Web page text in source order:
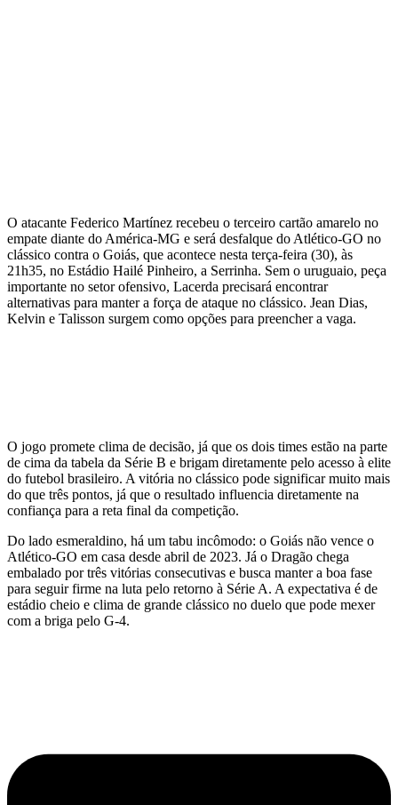
O atacante Federico Martínez recebeu o terceiro cartão amarelo no
empate diante do América-MG e será desfalque do Atlético-GO no
clássico contra o Goiás, que acontece nesta terça-feira (30), às
21h35, no Estádio Hailé Pinheiro, a Serrinha. Sem o uruguaio, peça
importante no setor ofensivo, Lacerda precisará encontrar
alternativas para manter a força de ataque no clássico. Jean Dias,
Kelvin e Talisson surgem como opções para preencher a vaga.
O jogo promete clima de decisão, já que os dois times estão na parte
de cima da tabela da Série B e brigam diretamente pelo acesso à elite
do futebol brasileiro. A vitória no clássico pode significar muito mais
do que três pontos, já que o resultado influencia diretamente na
confiança para a reta final da competição.
Do lado esmeraldino, há um tabu incômodo: o Goiás não vence o
Atlético-GO em casa desde abril de 2023. Já o Dragão chega
embalado por três vitórias consecutivas e busca manter a boa fase
para seguir firme na luta pelo retorno à Série A. A expectativa é de
estádio cheio e clima de grande clássico no duelo que pode mexer
com a briga pelo G-4.